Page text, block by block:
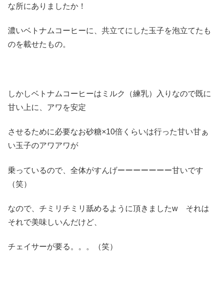
な所にありましたか！
濃いベトナムコーヒーに、共立てにした玉子を泡立てたも
のを載せたもの。
しかしベトナムコーヒーはミルク（練乳）入りなので既に
甘い上に、アワを安定
させるために必要なお砂糖×10倍くらいは行った甘い甘ぁ
い玉子のアワアワが
乗っているので、全体がすんげーーーーーーー甘いです
（笑）
なので、チミリチミリ舐めるように頂きましたw それは
それで美味しいんだけど、
チェイサーが要る。。。（笑）